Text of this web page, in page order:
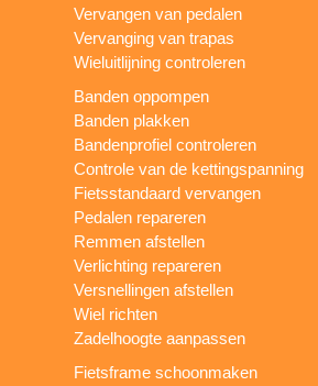
Vervangen van pedalen
Vervanging van trapas
Wieluitlijning controleren
Banden oppompen
Banden plakken
Bandenprofiel controleren
Controle van de kettingspanning
Fietsstandaard vervangen
Pedalen repareren
Remmen afstellen
Verlichting repareren
Versnellingen afstellen
Wiel richten
Zadelhoogte aanpassen
Fietsframe schoonmaken